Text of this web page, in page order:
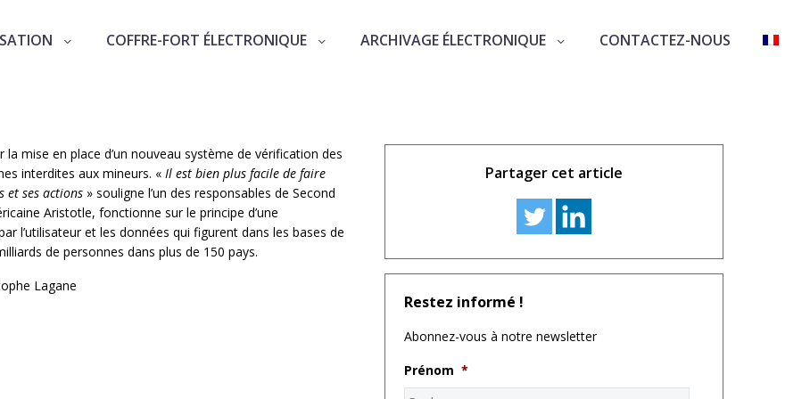
COFFRE-FORT ÉLECTRONIQUE ARCHIVAGE ÉLECTRONIQUE CONTACTEZ-NOUS
Second Life
mise en place d’un nouveau système de vérification des
interdites aux mineurs. « Il est bien plus facile de faire
et ses actions » souligne l’un des responsables de Second
Aristotle, fonctionne sur le principe d’une
l’utilisateur et les données qui figurent dans les bases de
de personnes dans plus de 150 pays.
Lagane
Partager cet article
Restez informé !
Abonnez-vous à notre newsletter
Prénom *